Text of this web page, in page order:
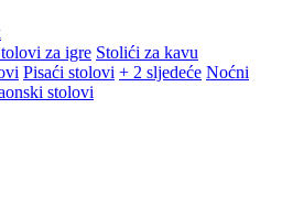
za igre Stolići za kavu
Pisaći stolovi + 2 sljedeće Noćni
stolovi